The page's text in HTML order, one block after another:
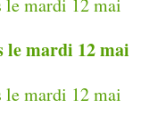
le mardi 12 mai